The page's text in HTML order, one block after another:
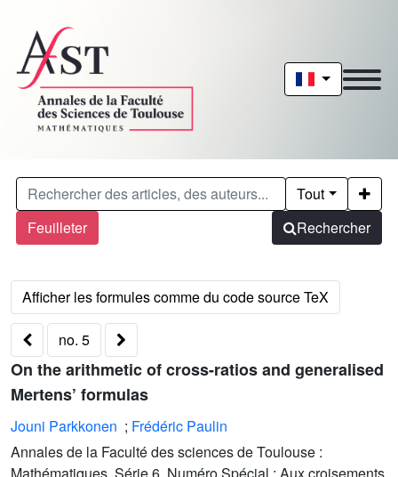
Feuilleter
Tout
Rechercher
no. 5
On the arithmetic of cross-ratios and generalised
Mertens’ formulas
Jouni Parkkonen ; Frédéric Paulin
Annales de la Faculté des sciences de Toulouse :
Mathématiques, Série 6, Numéro Spécial : Aux croisements